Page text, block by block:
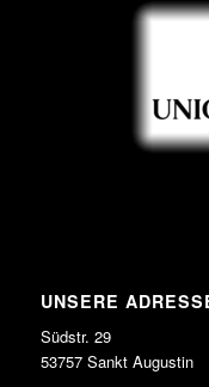
UNSERE
Südstr. 29
53757 Sankt Augustin